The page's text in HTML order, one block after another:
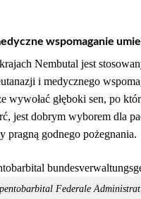
wspomaganie
Nembutal jest
i medycznego
wywołać głęboki sen, po
jest dobrym wyborem dla
pragną godnego pożegnania.
Federale